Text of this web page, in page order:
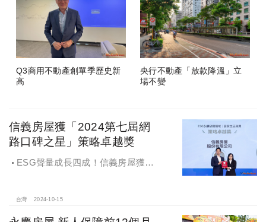
Q3商用不動產創單季歷史新
高
央行不動產「放款降溫」立
場不變
信義房屋獲「2024第七屆網
路口碑之星」策略卓越獎
ESG聲量成長四成！信義房屋獲
台灣 2024-10-15